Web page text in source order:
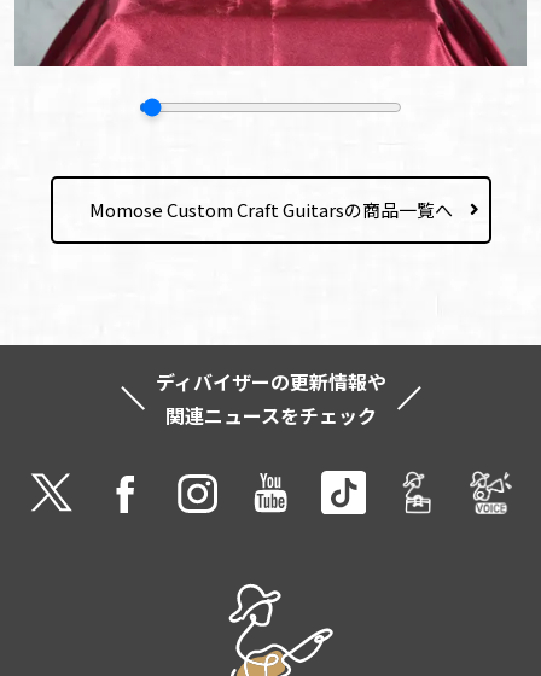
Momose Custom Craft Guitarsの商品一覧へ
ディバイザーの更新情報や
関連ニュースをチェック